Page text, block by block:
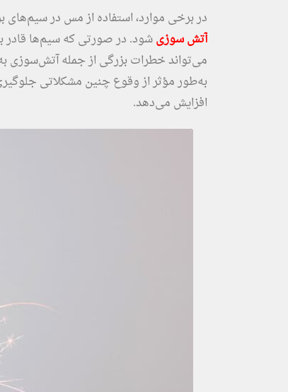
در برخی موارد، استفاده از مس در
آتش سوزیشود. در صورتی که سیم‌ها قادر
می‌تواند خطرات بزرگی از جمله آتش‌سوزی
به‌طور مؤثر از وقوع چنین مشکلاتی
افزایش می‌دهد.